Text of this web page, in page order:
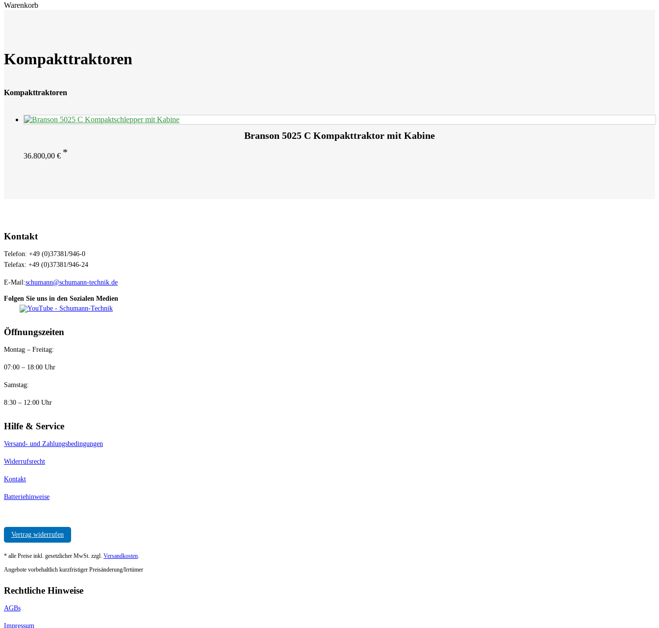
Warenkorbx
Kompakttraktoren
Kompakttraktoren
Branson 5025 C Kompakttraktor mit Kabine
36.800,00 €
Kontakt
Telefon: +49 (0)37381/946-0
Telefax: +49 (0)37381/946-24
E-Mail:schumann@schumann-technik.de
Folgen Sie uns in den Sozialen Medien
Öffnungszeiten
Montag – Freitag:
07:00 – 18:00 Uhr
Samstag:
8:30 – 12:00 Uhr
Hilfe & Service
Versand- und Zahlungsbedingungen
Widerrufsrecht
Kontakt
Batteriehinweise
Vertrag widerrufen
* alle Preise inkl. gesetzlicher MwSt. zzgl. Versandkosten
Angebote vorbehaltlich kurzfristiger Preisänderung/Irrtümer
Rechtliche Hinweise
AGBs
Impressum